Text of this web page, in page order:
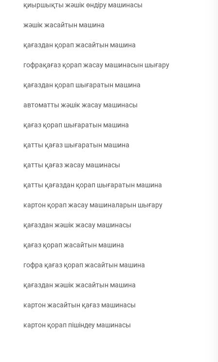
қиыршықты жәшік өндіру машинасы
жәшік жасайтын машина
қағаздан қорап жасайтын машина
гофрақағаз қорап жасау машинасын шығару
қағаздан қорап шығаратын машина
автоматты жәшік жасау машинасы
қағаз қорап шығаратын машина
қатты қағаз шығаратын машина
қатты қағаз жасау машинасы
қатты қағаздан қорап шығаратын машина
картон қорап жасау машиналарын шығару
қағаздан жәшік жасау машинасы
қағаз қорап жасайтын машина
гофра қағаз қорап жасайтын машина
қағаздан жәшік жасайтын машина
картон жасайтын қағаз машинасы
картон қорап пішіндеу машинасы